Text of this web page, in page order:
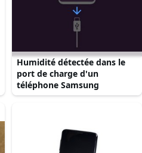
Humidité détectée dans le
port de charge d'un
téléphone Samsung